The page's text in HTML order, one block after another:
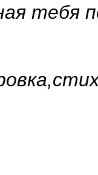
тебя